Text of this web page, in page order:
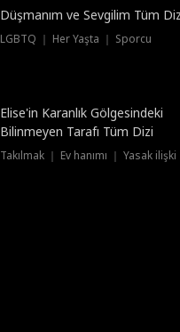
Düşmanım ve Sevgilim Tüm
LGBTQ ｜ Her Yaşta ｜ Sporcu
Elise'in Karanlık Gölgesindeki
Bilinmeyen Tarafı Tüm Dizi
Takılmak ｜ Ev hanımı ｜ Yasak ilişki